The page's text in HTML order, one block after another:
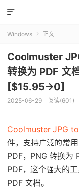

Windows  正文
Coolmuster
转换为 PDF 文
[$15.95→0]
2025-06-29 阅读(601)
Coolmuster JPG
件，支持广泛的常
PDF，PNG 转换为
PDF，这个强大的
PDF 文档。